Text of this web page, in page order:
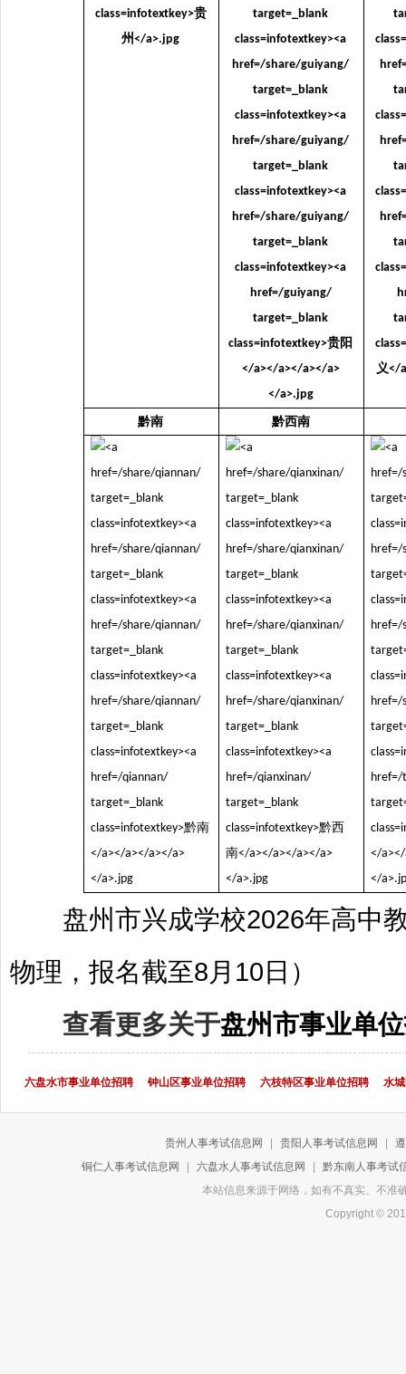
黔南 黔西南
盘州市兴成学校2026年高中
物理，报名截至8月10日）
查看更多关于盘州市事业单
六盘水市事业单位招聘 钟山区事业单位招聘 六枝特区事业单位招聘 水
贵州人事考试信息网 贵阳人事考试信息网
铜仁人事考试信息网
六盘水人事考试信息网
黔东南人事考试
本站信息来源于网络，如有不真实、不
Copyright ©